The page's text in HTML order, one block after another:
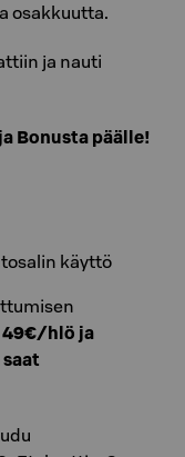
osakkuutta.
ja nauti
Bonusta päälle!
käyttö
49€/hlö ja